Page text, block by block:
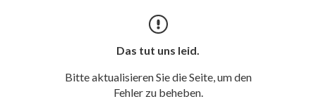
Das tut uns leid.
Bitte aktualisieren Sie die Seite, um den
Fehler zu beheben.